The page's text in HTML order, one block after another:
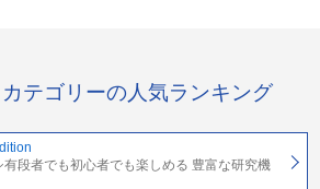
カテゴリーの人気ランキング
段者でも初心者でも楽しめる 豊富な研究機